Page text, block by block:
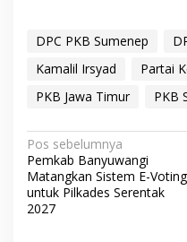
DPC PKB Sumenep
Kamalil Irsyad
Partai
PKB Jawa Timur
PKB
N
a
v
i
Pos sebelumnya
Pemkab Banyuwangi
Matangkan Sistem E-Voting
untuk Pilkades Serentak
2027